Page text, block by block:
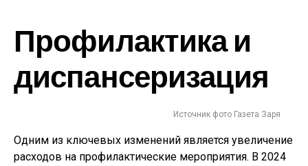
Профилактика и
диспансеризация
Источник фото Газета Заря
Одним из ключевых изменений является увеличение
расходов на профилактические мероприятия. В 2024